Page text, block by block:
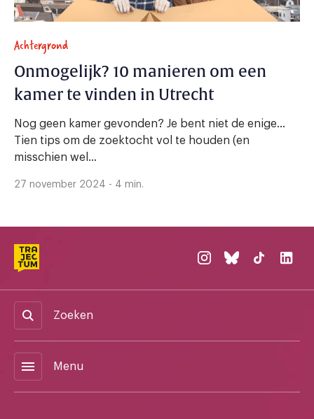
Achtergrond
Onmogelijk? 10 manieren om een
kamer te vinden in Utrecht
Nog geen kamer gevonden? Je bent niet de enige...
Tien tips om de zoektocht vol te houden (en
misschien wel...
27 november 2024 - 4 min.
Zoeken
menu Menu